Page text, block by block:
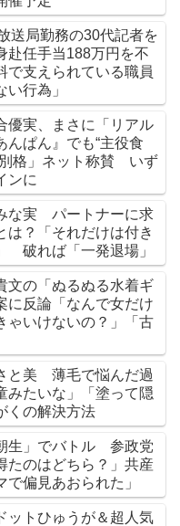
送局勤務の30代記者を
任手当188万円を不
で支えられている職員
い行為」
優実、まさに「リアル
んぱん』でも“主役食
別格」ネット称賛 いず
ンに
な実 パートナーに求
は？「それだけは付き
破れば「一発退場」
文の「ぬるぬる水着ギ
に反論「なんで女だけ
ゃいけないの？」「古
と美 薄毛で悩んだ過
みたいな」「塗って隠
の解決方法
生」でバトル 参政党
たのはどちら？」共産
で偏見あおられた」
ットひゅうが＆超人気